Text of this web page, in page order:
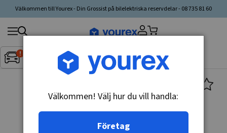
Välkommen till Yourex - Din Grossist på bilelektriska reservdelar - 08 735 81 60
Inget fordon valt▼
Sök
produkt,
tillverkare,
Välkommen! Välj hur du vill handla:
Företag